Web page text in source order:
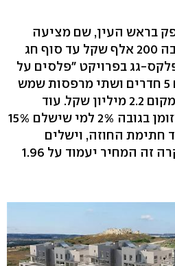
בראש העין, שם מציעה
חברת פלסים הנחה בגובה 200 אלף שקל עד סוף חג
הדופלקס-גג בפרויקט "פלסים על
הפארק". דופלקס גג עם 5 חדרים ושתי מרפסות שמש
יעלה שני מיליון שקל במקום 2.2 מיליון שקל. עוד
מציעה החברה הנחת מזומן בגובה 2% למי שישלם 15%
חתימת החוזה, וישלים
ל-90% תוך 90 יום. במקרה זה המחיר יעמוד על 1.96